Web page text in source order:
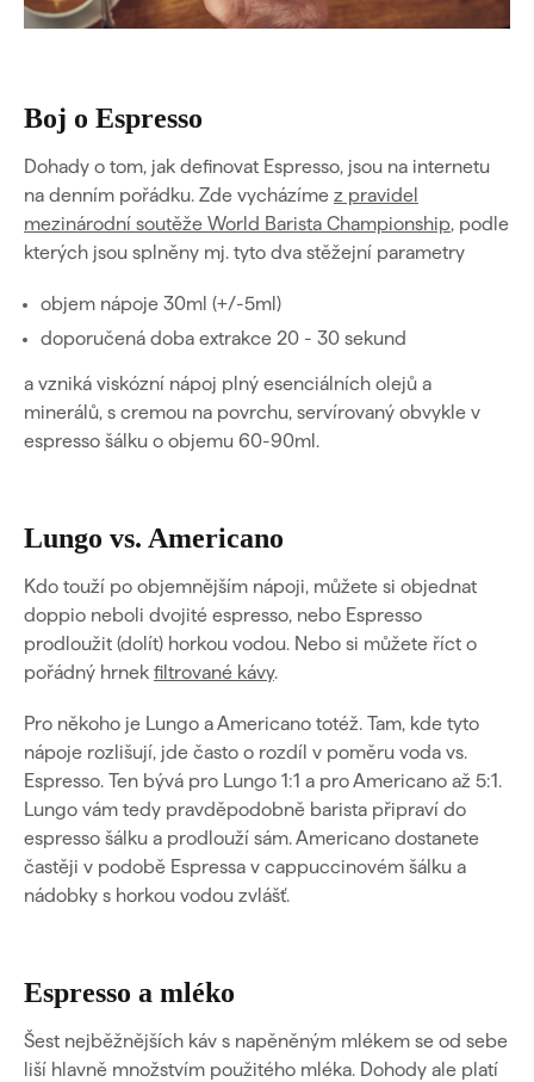
Boj o Espresso
Dohady o tom, jak definovat Espresso, jsou na internetu
na denním pořádku. Zde vycházíme z pravidel
mezinárodní soutěže World Barista Championship, podle
kterých jsou splněny mj. tyto dva stěžejní parametry
objem nápoje 30ml (+/-5ml)
doporučená doba extrakce 20 - 30 sekund
a vzniká viskózní nápoj plný esenciálních olejů a
minerálů, s cremou na povrchu, servírovaný obvykle v
espresso šálku o objemu 60-90ml.
Lungo vs. Americano
Kdo touží po objemnějším nápoji, můžete si objednat
doppio neboli dvojité espresso, nebo Espresso
prodloužit (dolít) horkou vodou. Nebo si můžete říct o
pořádný hrnek filtrované kávy.
Pro někoho je Lungo a Americano totéž. Tam, kde tyto
nápoje rozlišují, jde často o rozdíl v poměru voda vs.
Espresso. Ten bývá pro Lungo 1:1 a pro Americano až 5:1.
Lungo vám tedy pravděpodobně barista připraví do
espresso šálku a prodlouží sám. Americano dostanete
častěji v podobě Espressa v cappuccinovém šálku a
nádobky s horkou vodou zvlášť.
Espresso a mléko
Šest nejběžnějších káv s napěněným mlékem se od sebe
liší hlavně množstvím použitého mléka. Dohody ale platí